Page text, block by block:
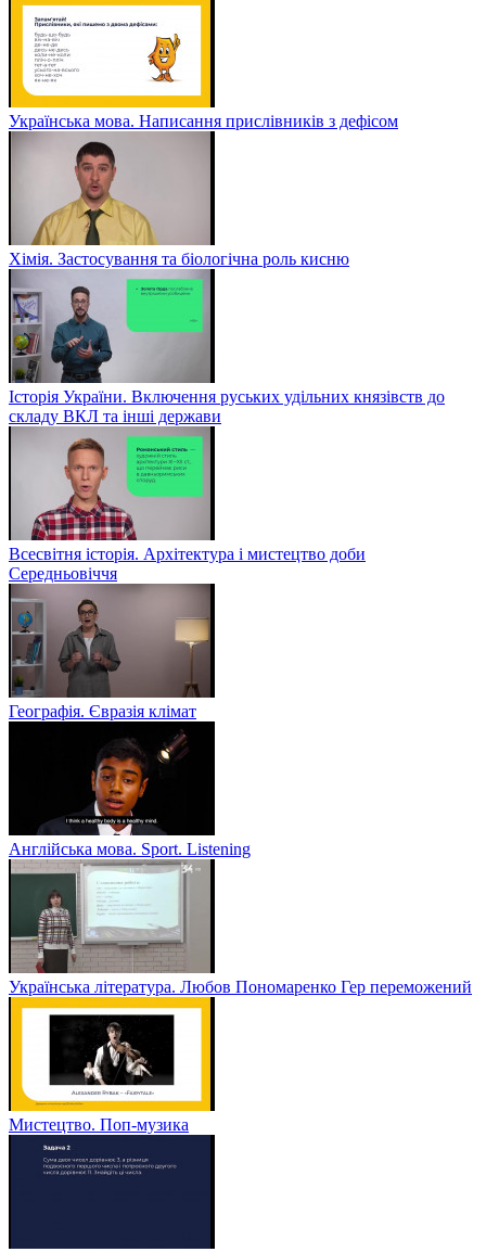
Українська мова. Написання прислівників з дефісом
Хімія. Застосування та біологічна роль кисню
Історія України. Включення руських удільних князівств до
складу ВКЛ та інші держави
Всесвітня історія. Архітектура і мистецтво доби
Середньовіччя
Географія. Євразія клімат
Англійська мова. Sport. Listening
Українська література. Любов Пономаренко Гер переможений
Мистецтво. Поп-музика